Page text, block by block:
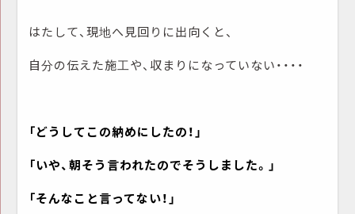
はたして、現地へ見回りに出向くと、
自分の伝えた施工や、収まりになっていない・・・・
「どうしてこの納めにしたの！」
「いや、朝そう言われたのでそうしました。」
「そんなこと言ってない！」